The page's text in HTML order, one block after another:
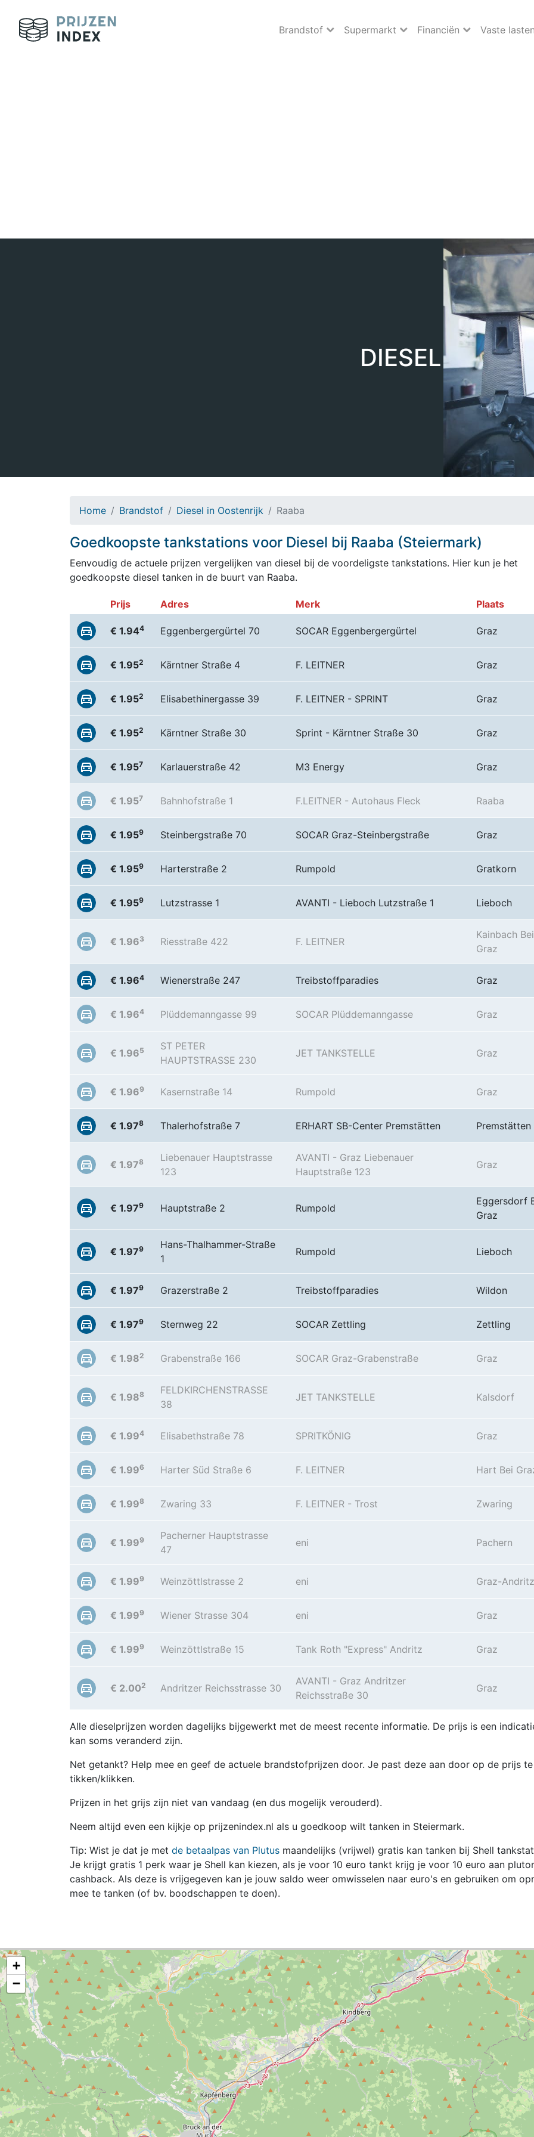
Brandstof Supermarkt Financiën Vaste
DIESEL
Home Brandstof Diesel in Oostenrijk Raaba
Goedkoopste tankstations voor Diesel bij Raaba (Steiermark)
Eenvoudig de actuele prijzen vergelijken van diesel bij de voordeligste tankstations. Hier kun je het
goedkoopste diesel tanken in de buurt van Raaba.
Prijs Adres Merk Plaats
€ 1.944 Eggenbergergürtel 70 SOCAR Eggenbergergürtel Graz
€ 1.952 Kärntner Straße 4 F. LEITNER Graz
€ 1.952 Elisabethinergasse 39 F. LEITNER - SPRINT Graz
€ 1.952 Kärntner Straße 30 Sprint - Kärntner Straße 30 Graz
€ 1.957 Karlauerstraße 42 M3 Energy Graz
€ 1.957 Bahnhofstraße 1 F.LEITNER - Autohaus Fleck Raaba
€ 1.959 Steinbergstraße 70 SOCAR Graz-Steinbergstraße Graz
€ 1.959 Harterstraße 2 Rumpold Gratkorn
€ 1.959 Lutzstrasse 1 AVANTI - Lieboch Lutzstraße 1 Lieboch
€ 1.963 Riesstraße 422 F. LEITNER
Kainbach Bei
Graz
€ 1.964 Wienerstraße 247 Treibstoffparadies Graz
€ 1.964 Plüddemanngasse 99 SOCAR Plüddemanngasse Graz
€ 1.965
ST PETER
HAUPTSTRASSE 230
JET TANKSTELLE Graz
€ 1.969 Kasernstraße 14 Rumpold Graz
€ 1.978 Thalerhofstraße 7 ERHART SB-Center Premstätten Premstätten
€ 1.978
Liebenauer Hauptstrasse
123
AVANTI - Graz Liebenauer
Hauptstraße 123
Graz
€ 1.979 Hauptstraße 2 Rumpold
Eggersdorf
Graz
€ 1.979
Hans-Thalhammer-Straße
1
Rumpold Lieboch
€ 1.979 Grazerstraße 2 Treibstoffparadies Wildon
€ 1.979 Sternweg 22 SOCAR Zettling Zettling
€ 1.982 Grabenstraße 166 SOCAR Graz-Grabenstraße Graz
€ 1.988
FELDKIRCHENSTRASSE
38
JET TANKSTELLE Kalsdorf
€ 1.994 Elisabethstraße 78 SPRITKÖNIG Graz
€ 1.996 Harter Süd Straße 6 F. LEITNER Hart Bei
€ 1.998 Zwaring 33 F. LEITNER - Trost Zwaring
€ 1.999
Pacherner Hauptstrasse
47
eni Pachern
€ 1.999 Weinzöttlstrasse 2 eni Graz-Andritz
€ 1.999 Wiener Strasse 304 eni Graz
€ 1.999 Weinzöttlstraße 15 Tank Roth "Express" Andritz Graz
€ 2.002 Andritzer Reichsstrasse 30
AVANTI - Graz Andritzer
Reichsstraße 30
Graz
Alle dieselprijzen worden dagelijks bijgewerkt met de meest recente informatie. De prijs is een
kan soms veranderd zijn.
Net getankt? Help mee en geef de actuele brandstofprijzen door. Je past deze aan door op de prijs te
tikken/klikken.
Prijzen in het grijs zijn niet van vandaag (en dus mogelijk verouderd).
Neem altijd even een kijkje op prijzenindex.nl als u goedkoop wilt tanken in Steiermark.
Tip: Wist je dat je met de betaalpas van Plutus maandelijks (vrijwel) gratis kan tanken bij Shell
Je krijgt gratis 1 perk waar je Shell kan kiezen, als je voor 10 euro tankt krijg je voor 10 euro aan
cashback. Als deze is vrijgegeven kan je jouw saldo weer omwisselen naar euro's en gebruiken om
mee te tanken (of bv. boodschappen te doen).
+
−